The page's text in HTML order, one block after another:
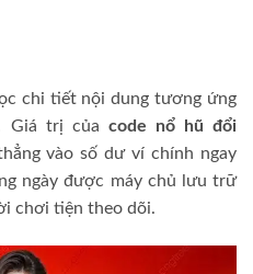
chi tiết nội dung tương ứng
Giá trị của code nổ hũ đổi
vào số dư ví chính ngay
ngày được máy chủ lưu trữ
chơi tiện theo dõi.